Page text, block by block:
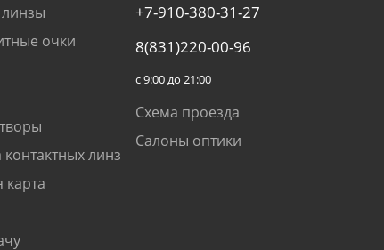
очки
линз
+7-910-380-31-27
8(831)220-00-96
с 9:00 до 21:00
Схема проезда
Салоны оптики